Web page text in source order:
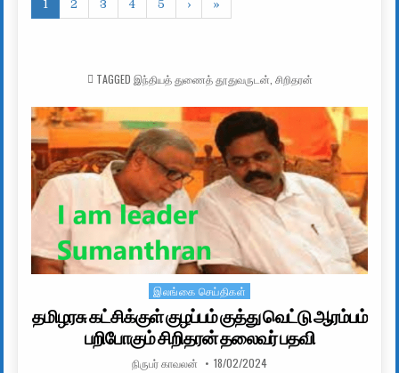
1 2 3 4 5 › »
TAGGED இந்தியத் துணைத் தூதுவருடன் சிறிதரன்
Posted in
இலங்கை செய்திகள்
தமிழரசு கட்சிக்குள் குழப்பம் குத்து வெட்டு ஆரம்பம்
பறிபோகும் சிறிதரன் தலைவர் பதவி
AUTHOR:
நிருபர் காவலன் PUBLISHED DATE:
18/02/2024